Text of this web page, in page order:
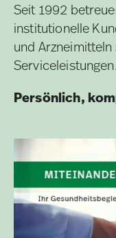
Seit 1992
institutionelle
und
Serviceleistungen.
Persönlich,